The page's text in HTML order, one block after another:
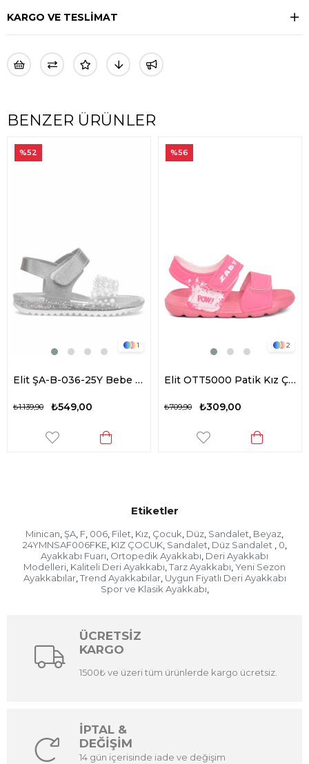
KARGO VE TESLİMAT
BENZER ÜRÜNLER
1
Elit ŞA-B-036-25Y Bebe Kız Çocuk Düz Sandalet Gümüş
₺549,00
₺1.139,90
%52
2
Elit OTT5000 Patik Kız Çocuk Düz Sandalet Pembe
₺309,00
₺709,90
%56
Etiketler
Minican ŞA F 006 Filet Kız Çocuk Düz Sandalet Beyaz
24YMNSAF006FKE, KIZ ÇOCUK, Sandalet Düz Sandalet 0
Ayakkabı Fuarı Ortopedik Ayakkabı Deri Ayakkabı
Modelleri Kaliteli Deri Ayakkabı Tarz Ayakkabı Yeni Sezon
Ayakkabılar, Trend Ayakkabılar, Uygun Fiyatlı Deri Ayakkabı
Spor ve Klasik Ayakkabı
ÜCRETSİZ
KARGO
1500₺ ve üzeri tüm ürünlerde kargo ücretsiz.
İPTAL &
DEĞİŞİM
14 gün içerisinde iade ve değişim